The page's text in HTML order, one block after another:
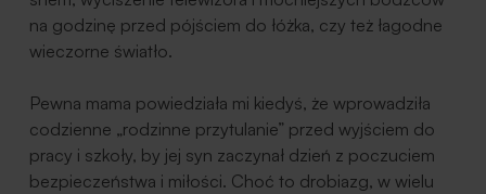
na godzinę przed pójściem do łóżka, czy też łagodne
wieczorne światło.
Pewna mama powiedziała mi kiedyś, że wprowadziła
codzienne „rodzinne przytulanie” przed wyjściem do
pracy i szkoły, by jej syn zaczynał dzień z poczuciem
bezpieczeństwa i miłości. Choć to drobiazg, w wielu